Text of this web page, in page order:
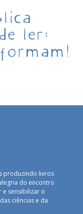
produzindo livros
do encontro
e sensibilizar o
ciências e da